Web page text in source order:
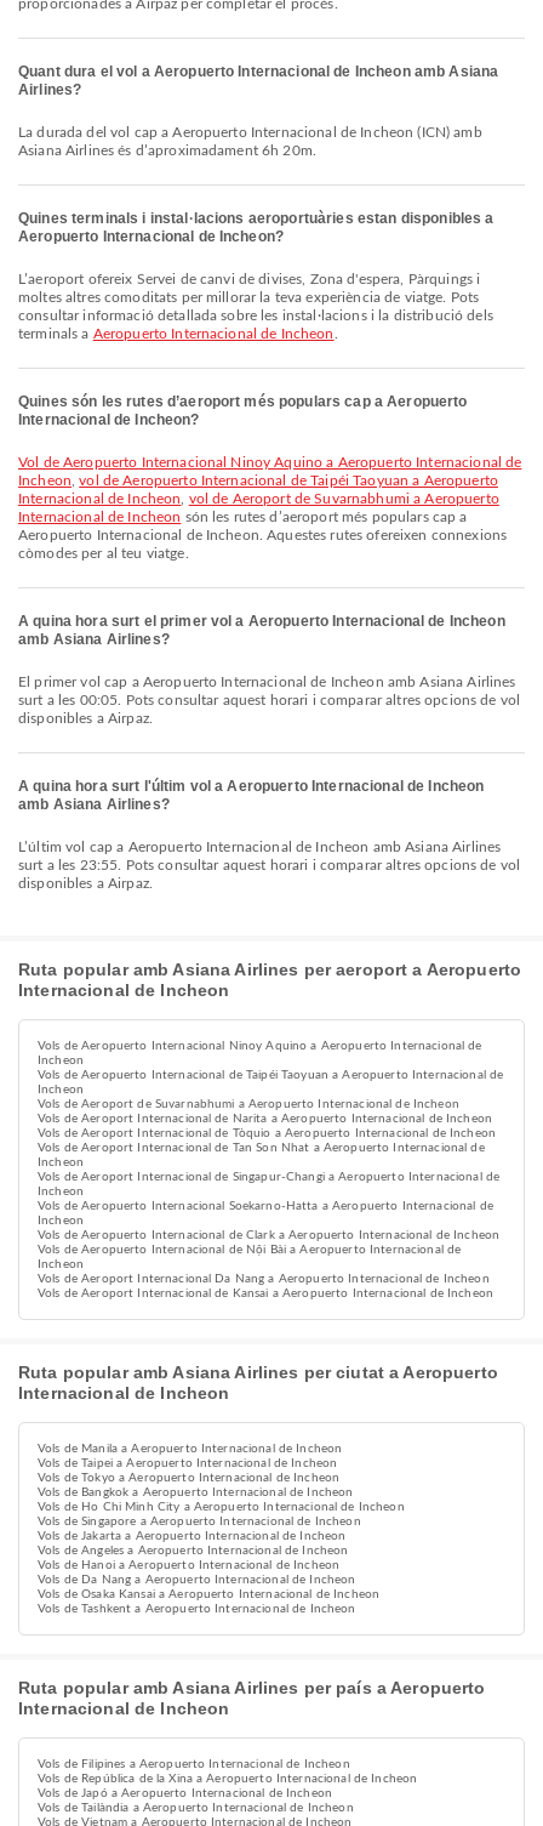
proporcionades a Airpaz per completar el procés.
Quant dura el vol a Aeropuerto Internacional de Incheon amb Asiana
Airlines?
La durada del vol cap a Aeropuerto Internacional de Incheon (ICN) amb
Asiana Airlines és d’aproximadament 6h 20m.
Quines terminals i instal·lacions aeroportuàries estan disponibles a
Aeropuerto Internacional de Incheon?
L’aeroport ofereix Servei de canvi de divises, Zona d'espera, Pàrquings i
moltes altres comoditats per millorar la teva experiència de viatge. Pots
consultar informació detallada sobre les instal·lacions i la distribució dels
terminals a Aeropuerto Internacional de Incheon
Quines són les rutes d’aeroport més populars cap a Aeropuerto
Internacional de Incheon?
vol de Aeropuerto Internacional Ninoy Aquino a Aeropuerto Internacional de
Incheon ,vol de Aeropuerto Internacional de Taipéi Taoyuan a Aeropuerto
Internacional de Incheon
vol de Aeroport de Suvarnabhumi a Aeropuerto
Internacional de Incheon són les rutes d’aeroport més populars cap a
Aeropuerto Internacional de Incheon. Aquestes rutes ofereixen connexions
còmodes per al teu viatge.
A quina hora surt el primer vol a Aeropuerto Internacional de Incheon
amb Asiana Airlines?
El primer vol cap a Aeropuerto Internacional de Incheon amb Asiana Airlines
surt a les 00:05. Pots consultar aquest horari i comparar altres opcions de vol
disponibles a Airpaz.
A quina hora surt l'últim vol a Aeropuerto Internacional de Incheon
amb Asiana Airlines?
L’últim vol cap a Aeropuerto Internacional de Incheon amb Asiana Airlines
surt a les 23:55. Pots consultar aquest horari i comparar altres opcions de vol
disponibles a Airpaz.
Ruta popular amb Asiana Airlines per aeroport a Aeropuerto
Internacional de Incheon
Vols de Aeropuerto Internacional Ninoy Aquino a Aeropuerto Internacional de
Incheon
Vols de Aeropuerto Internacional de Taipéi Taoyuan a Aeropuerto Internacional de
Incheon
Vols de Aeroport de Suvarnabhumi a Aeropuerto Internacional de Incheon
Vols de Aeroport Internacional de Narita a Aeropuerto Internacional de Incheon
Vols de Aeroport Internacional de Tòquio a Aeropuerto Internacional de Incheon
Vols de Aeroport Internacional de Tan Son Nhat a Aeropuerto Internacional de
Incheon
Vols de Aeroport Internacional de Singapur-Changi a Aeropuerto Internacional de
Incheon
Vols de Aeropuerto Internacional Soekarno-Hatta a Aeropuerto Internacional de
Incheon
Vols de Aeropuerto Internacional de Clark a Aeropuerto Internacional de Incheon
Vols de Aeropuerto Internacional de Nội Bài a Aeropuerto Internacional de
Incheon
Vols de Aeroport Internacional Da Nang a Aeropuerto Internacional de Incheon
Vols de Aeroport Internacional de Kansai a Aeropuerto Internacional de Incheon
Ruta popular amb Asiana Airlines per ciutat a Aeropuerto
Internacional de Incheon
Vols de Manila a Aeropuerto Internacional de Incheon
Vols de Taipei a Aeropuerto Internacional de Incheon
Vols de Tokyo a Aeropuerto Internacional de Incheon
Vols de Bangkok a Aeropuerto Internacional de Incheon
Vols de Ho Chi Minh City a Aeropuerto Internacional de Incheon
Vols de Singapore a Aeropuerto Internacional de Incheon
Vols de Jakarta a Aeropuerto Internacional de Incheon
Vols de Angeles a Aeropuerto Internacional de Incheon
Vols de Hanoi a Aeropuerto Internacional de Incheon
Vols de Da Nang a Aeropuerto Internacional de Incheon
Vols de Osaka Kansai a Aeropuerto Internacional de Incheon
Vols de Tashkent a Aeropuerto Internacional de Incheon
Ruta popular amb Asiana Airlines per país a Aeropuerto
Internacional de Incheon
Vols de Filipines a Aeropuerto Internacional de Incheon
Vols de República de la Xina a Aeropuerto Internacional de Incheon
Vols de Japó a Aeropuerto Internacional de Incheon
Vols de Tailàndia a Aeropuerto Internacional de Incheon
Vols de Vietnam a Aeropuerto Internacional de Incheon